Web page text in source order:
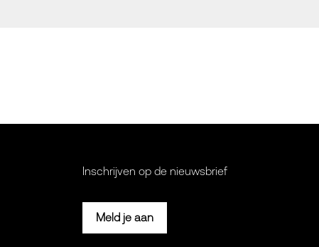
Inschrijven op de nieuwsbrief
Meld je aan